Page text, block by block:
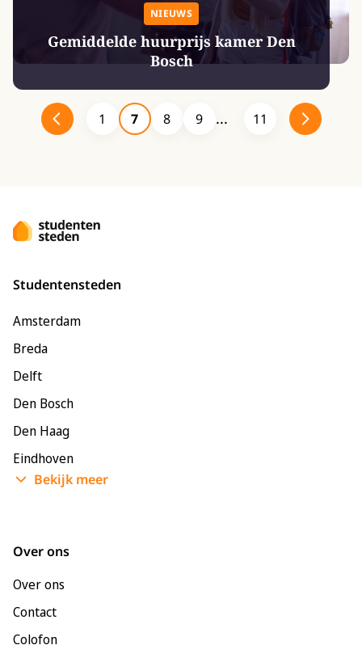
NIEUWS
Gemiddelde huurprijs kamer Den
Bosch
1 7 8 9 11
Studentensteden
Amsterdam
Breda
Delft
Den Bosch
Den Haag
Eindhoven
Enschede
Bekijk meer
Over ons
Over ons
Contact
Colofon